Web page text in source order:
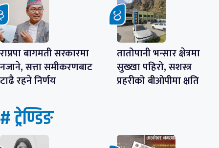
राप्रपा बागमती सरकारमा
नजाने, सत्ता समीकरणबाट
टाढै रहने निर्णय
तातोपानी भन्सार क्षेत्रमा
सुख्खा पहिरो, सशस्त्र
प्रहरीको बीओपीमा क्षति
# ट्रेण्डिङ